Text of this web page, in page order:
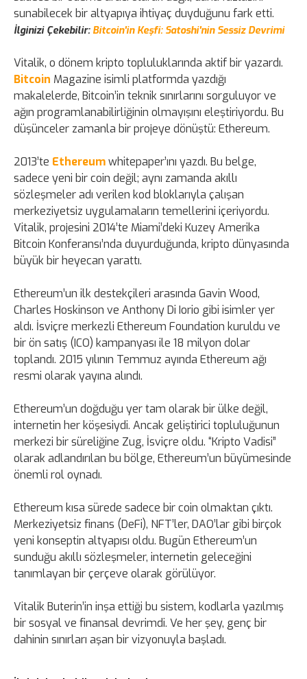
sunabilecek bir altyapıya ihtiyaç duyduğunu fark etti.
İlginizi Çekebilir: Bitcoin'in Keşfi: Satoshi'nin Sessiz Devrimi
Vitalik, o dönem kripto topluluklarında aktif bir yazardı.
Bitcoin Magazine isimli platformda yazdığı
makalelerde, Bitcoin’in teknik sınırlarını sorguluyor ve
ağın programlanabilirliğinin olmayışını eleştiriyordu. Bu
düşünceler zamanla bir projeye dönüştü: Ethereum.
2013’te Ethereumwhitepaper’ını yazdı. Bu belge,
sadece yeni bir coin değil; aynı zamanda akıllı
sözleşmeler adı verilen kod bloklarıyla çalışan
merkeziyetsiz uygulamaların temellerini içeriyordu.
Vitalik, projesini 2014’te Miami’deki Kuzey Amerika
Bitcoin Konferansı’nda duyurduğunda, kripto dünyasında
büyük bir heyecan yarattı.
Ethereum’un ilk destekçileri arasında Gavin Wood,
Charles Hoskinson ve Anthony Di Iorio gibi isimler yer
aldı. İsviçre merkezli Ethereum Foundation kuruldu ve
bir ön satış (ICO) kampanyası ile 18 milyon dolar
toplandı. 2015 yılının Temmuz ayında Ethereum ağı
resmi olarak yayına alındı.
Ethereum’un doğduğu yer tam olarak bir ülke değil,
internetin her köşesiydi. Ancak geliştirici topluluğunun
merkezi bir süreliğine Zug, İsviçre oldu. “Kripto Vadisi”
olarak adlandırılan bu bölge, Ethereum’un büyümesinde
önemli rol oynadı.
Ethereum kısa sürede sadece bir coin olmaktan çıktı.
Merkeziyetsiz finans (DeFi), NFT’ler, DAO’lar gibi birçok
yeni konseptin altyapısı oldu. Bugün Ethereum’un
sunduğu akıllı sözleşmeler, internetin geleceğini
tanımlayan bir çerçeve olarak görülüyor.
Vitalik Buterin’in inşa ettiği bu sistem, kodlarla yazılmış
bir sosyal ve finansal devrimdi. Ve her şey, genç bir
dahinin sınırları aşan bir vizyonuyla başladı.